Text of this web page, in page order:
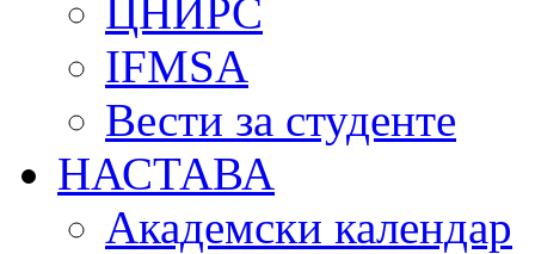
ЦНИРС
IFMSA
Вести за студенте
НАСТАВА
Академски календар